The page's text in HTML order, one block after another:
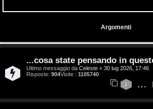
Argomenti
...cosa state pensando in
Ultimo messaggio da Celeste « 30 lug 2026, 17:46
Risposte: 904Visite : 1105740
1 …
T